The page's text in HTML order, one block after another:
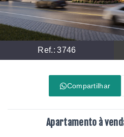
Ref.:3746
Compartilhar
Apartamento à